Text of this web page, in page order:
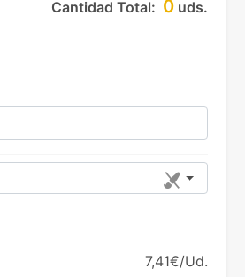
Cantidad Total: 0 uds.
7,41€/Ud.